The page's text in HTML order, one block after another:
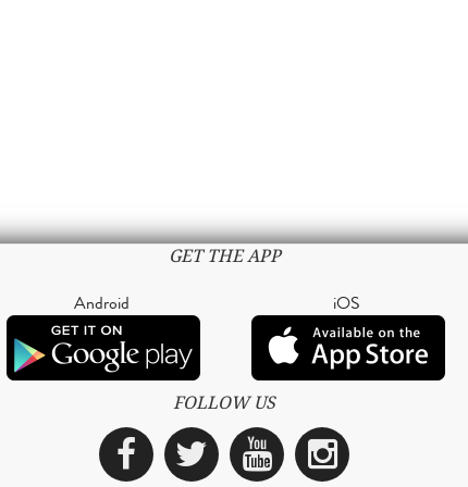
GET THE APP
Android iOS
FOLLOW US
Facebook
TwitterYouTube